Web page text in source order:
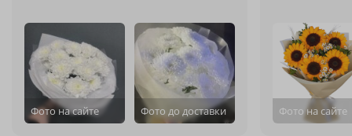
Фото на сайте Фото до доставки Фото на сайте